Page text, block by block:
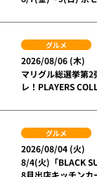
グルメ
2026/08/06 (木)
マリグル総選挙第2
レ！PLAYERS
グルメ
2026/08/04 (火)
8/4(火)「BLACK